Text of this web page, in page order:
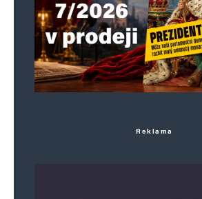
označeny
Komentář*
Reklama